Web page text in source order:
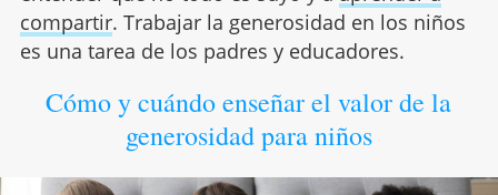
compartir. Trabajar la generosidad en los niños
es una tarea de los padres y educadores.
Cómo y cuándo enseñar el valor de la
generosidad para niños